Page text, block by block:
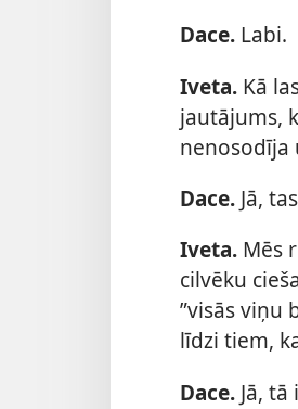
Dace. Labi.
Iveta. Kā
jautājums,
nenosodīja
Dace. Jā,
Iveta. Mēs
cilvēku
”visās viņu
līdzi tiem,
Dace. Jā, tā